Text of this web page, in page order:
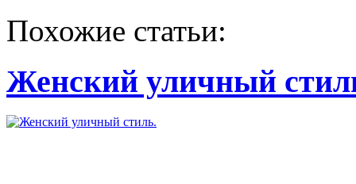
Похожие статьи:
Женский уличный